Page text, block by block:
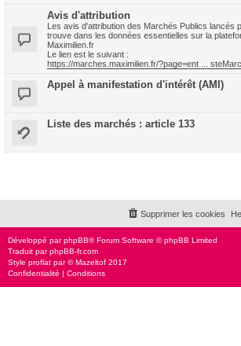
Avis d'attribution
Les avis d'attribution des Marchés Publics lancés
trouve dans les données essentielles sur la
Maximilien.fr
Le lien est le suivant :
https://marches.maximilien.fr/?page=ent ...
Appel à manifestation d'intérêt (AMI)
Liste des marchés : article 133
Supprimer les cookies
Développé parphpBB® Forum Software © phpBB Limited
Traduit parphpBB-fr.com
Style proflat par ©Mazeltof 2017
Confidentialité | Conditions